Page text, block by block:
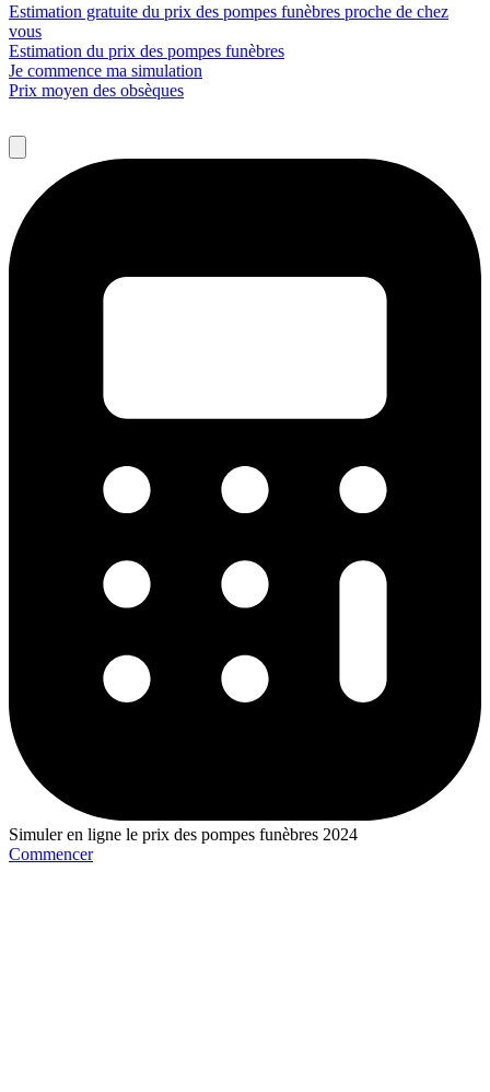
Estimation gratuite du prix des pompes funèbres proche de chez
vous
Estimation du prix des pompes funèbres
Je commence ma simulation
Prix moyen des obsèques
Simuler en ligne le prix des pompes funèbres 2024
Commencer